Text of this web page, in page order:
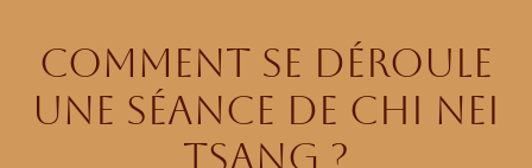
Comment se déroule
une séance de Chi Nei
Tsang ?